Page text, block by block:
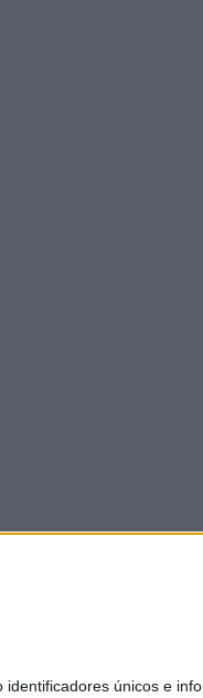
únicos e